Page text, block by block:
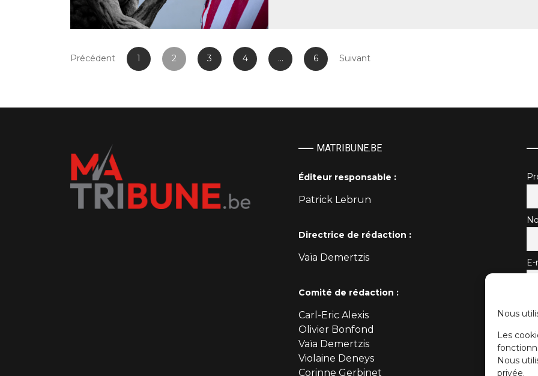
Nous
Les
Nous
privée.
Précédent 1 2 3 4 … 6 Suivant
MATRIBUNE.BE
Éditeur responsable :
Patrick Lebrun
Directrice de rédaction :
Vaïa Demertzis
Comité de rédaction :
Carl-Eric Alexis
Olivier Bonfond
Vaïa Demertzis
Violaine Deneys
Corinne Gerbinet